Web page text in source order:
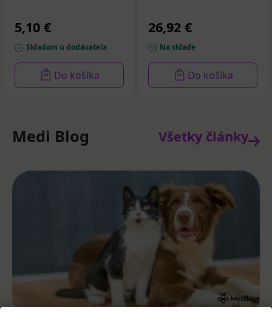
5,10 €
Skladom u dodávateľa
Do košíka
26,92 €
Na sklade
Do košíka
Medi Blog Všetky články